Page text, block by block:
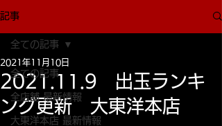
記事
全ての記事
全店舗 最新情報
大東洋本店 最新情報
全ての記事
2021.11.9 出玉ランキ
ング更新 大東洋本店
2021年11月10日